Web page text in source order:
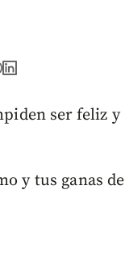
ser feliz y
y tus ganas de